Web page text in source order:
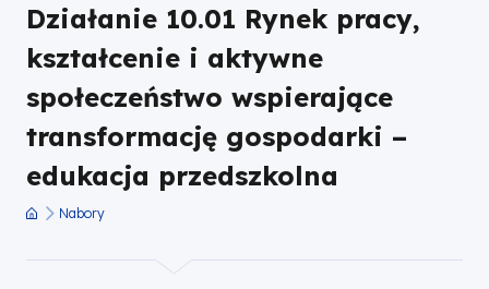
społeczeństwo
wspierające
transformację
gospodarki
Działanie 10.01 Rynek pracy,
kształcenie i aktywne
społeczeństwo wspierające
transformację gospodarki –
edukacja przedszkolna
nawigacyjna
Nabory